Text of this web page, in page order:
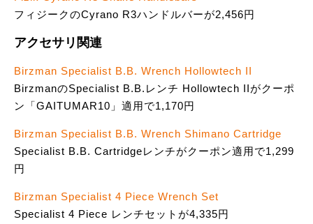
フィジークのCyrano R3ハンドルバーが2,456円
アクセサリ関連
Birzman Specialist B.B. Wrench Hollowtech II
BirzmanのSpecialist B.B.レンチ Hollowtech IIがクーポ
ン「GAITUMAR10」適用で1,170円
Birzman Specialist B.B. Wrench Shimano Cartridge
Specialist B.B. Cartridgeレンチがクーポン適用で1,299
円
Birzman Specialist 4 Piece Wrench Set
Specialist 4 Piece レンチセットが4,335円